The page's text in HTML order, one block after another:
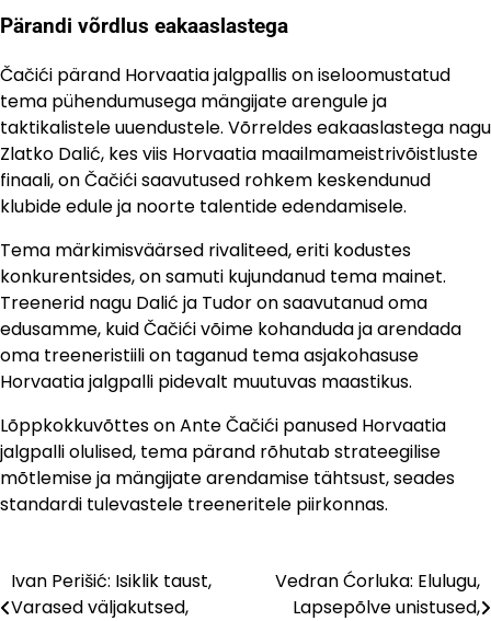
Pärandi võrdlus eakaaslastega
Čačići pärand Horvaatia jalgpallis on iseloomustatud
tema pühendumusega mängijate arengule ja
taktikalistele uuendustele. Võrreldes eakaaslastega nagu
Zlatko Dalić, kes viis Horvaatia maailmameistrivõistluste
finaali, on Čačići saavutused rohkem keskendunud
klubide edule ja noorte talentide edendamisele.
Tema märkimisväärsed rivaliteed, eriti kodustes
konkurentsides, on samuti kujundanud tema mainet.
Treenerid nagu Dalić ja Tudor on saavutanud oma
edusamme, kuid Čačići võime kohanduda ja arendada
oma treeneristiili on taganud tema asjakohasuse
Horvaatia jalgpalli pidevalt muutuvas maastikus.
Lõppkokkuvõttes on Ante Čačići panused Horvaatia
jalgpalli olulised, tema pärand rõhutab strateegilise
mõtlemise ja mängijate arendamise tähtsust, seades
standardi tulevastele treeneritele piirkonnas.
Post
Ivan Perišić: Isiklik taust,
Varased väljakutsed,
Vedran Ćorluka: Elulugu,
Lapsepõlve unistused,